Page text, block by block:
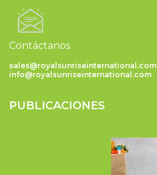
Contáctanos
sales@royalsunriseinternational.com
info@royalsunriseinternational.com
PUBLICACIONES